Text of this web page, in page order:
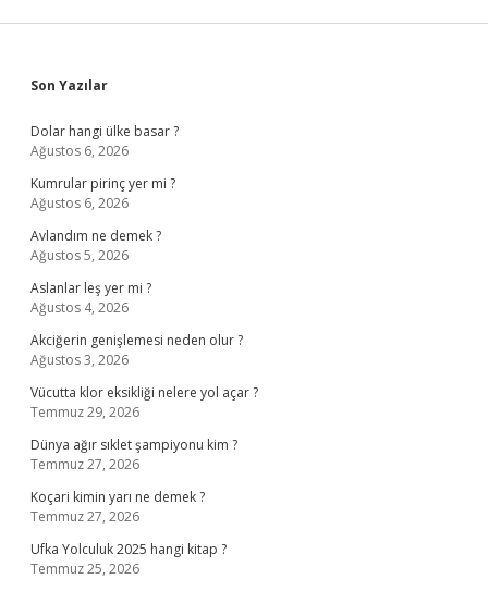
Sidebar
Son Yazılar
Dolar hangi ülke basar ?
Ağustos 6, 2026
Kumrular pirinç yer mi ?
Ağustos 6, 2026
Avlandım ne demek ?
Ağustos 5, 2026
Aslanlar leş yer mi ?
Ağustos 4, 2026
Akciğerin genişlemesi neden olur ?
Ağustos 3, 2026
Vücutta klor eksikliği nelere yol açar ?
Temmuz 29, 2026
Dünya ağır sıklet şampiyonu kim ?
Temmuz 27, 2026
Koçari kimin yarı ne demek ?
Temmuz 27, 2026
Ufka Yolculuk 2025 hangi kitap ?
Temmuz 25, 2026